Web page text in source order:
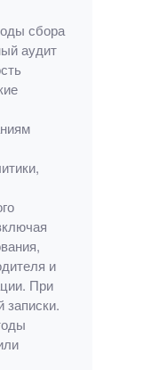
сбора
аудит
и
При
записки.